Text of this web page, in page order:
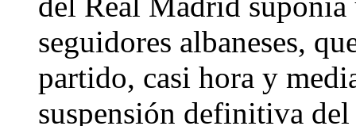
seguidores albaneses,
partido, casi hora y
suspensión definitiva